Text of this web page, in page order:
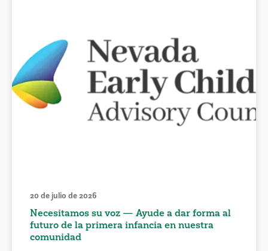
20 de julio de 2026
Necesitamos su voz — Ayude a dar forma al
futuro de la primera infancia en nuestra
comunidad